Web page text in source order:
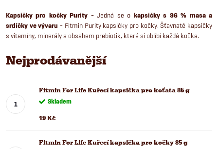
Kapsičky pro kočky Purity -Jedná se o kapsičky s 96 % masa a
srdíčky ve vývaru - Fitmin Purity kapsičky pro kočky. Šťavnaté kapsičky
s vitamíny, minerály a obsahem prebiotik, které si oblíbí každá kočka.
Nejprodávanější
Fitmin For Life Kuřecí kapsička pro koťata 85 g
Skladem
19 Kč
Fitmin For Life Kuřecí kapsička pro kočky 85 g